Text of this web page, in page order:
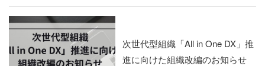
次世代型組織「All in One DX」推
進に向けた組織改編のお知らせ